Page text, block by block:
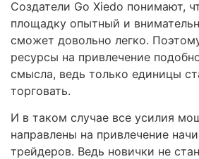
Создатели Go Xiedo понимают,
площадку опытный и
сможет довольно легко.
ресурсы на привлечение
смысла, ведь только единицы
торговать.
И в таком случае все усилия
направлены на привлечение
трейдеров. Ведь новички не